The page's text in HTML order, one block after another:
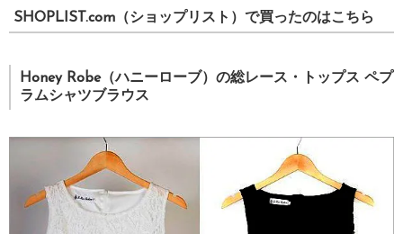
SHOPLIST.com（ショップリスト）で買ったのはこちら
Honey Robe（ハニーローブ）の総レース・トップス ペプ
ラムシャツブラウス